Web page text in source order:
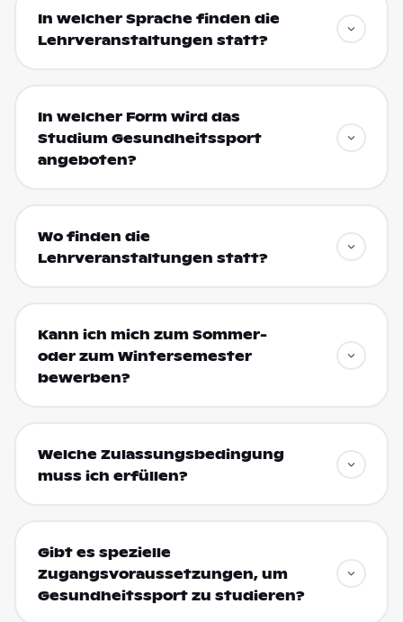
In welcher Sprache finden die
Lehrveranstaltungen statt?
In welcher Form wird das
Studium Gesundheitssport
angeboten?
Wo finden die
Lehrveranstaltungen statt?
Kann ich mich zum Sommer-
oder zum Wintersemester
bewerben?
Welche Zulassungsbedingung
muss ich erfüllen?
Gibt es spezielle
Zugangsvoraussetzungen, um
Gesundheitssport zu studieren?